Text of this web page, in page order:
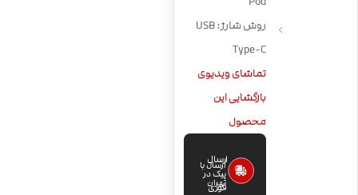
روش شارژ: USB
Type-C
تماشای ویدیوی
بازگشایی این
محصول
ارسال
فوری
ارسال با
پیک در
تهران